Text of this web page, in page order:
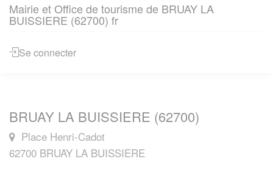
Mairie et Office de tourisme de BRUAY LA
BUISSIERE (62700) fr
Se connecter
BRUAY LA BUISSIERE (62700)
Place Henri-Cadot
62700 BRUAY LA BUISSIERE